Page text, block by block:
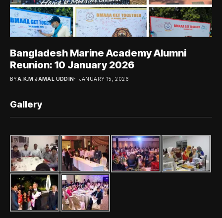
Bangladesh Marine Academy Alumni
Reunion: 10 January 2026
BYA.K.M JAMAL UDDIN JANUARY 15, 2026
Gallery